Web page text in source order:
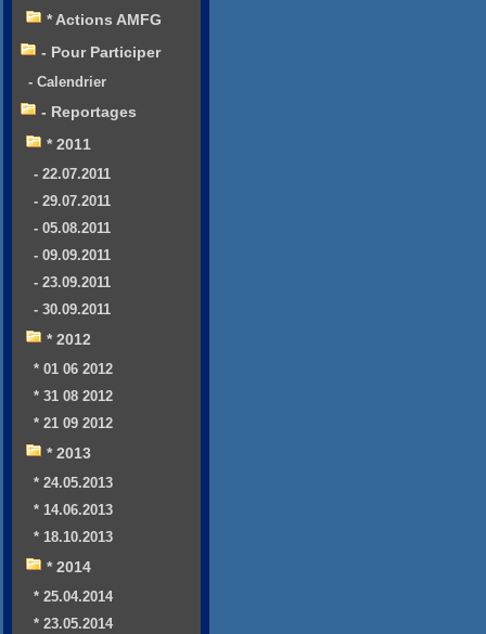
* Actions AMFG
- Pour Participer
- Calendrier
- Reportages
* 2011
- 22.07.2011
- 29.07.2011
- 05.08.2011
- 09.09.2011
- 23.09.2011
- 30.09.2011
* 2012
* 01 06 2012
* 31 08 2012
* 21 09 2012
* 2013
* 24.05.2013
* 14.06.2013
* 18.10.2013
* 2014
* 25.04.2014
* 23.05.2014